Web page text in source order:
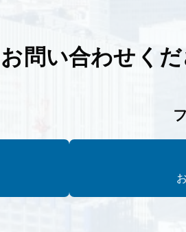
お問い合わせく